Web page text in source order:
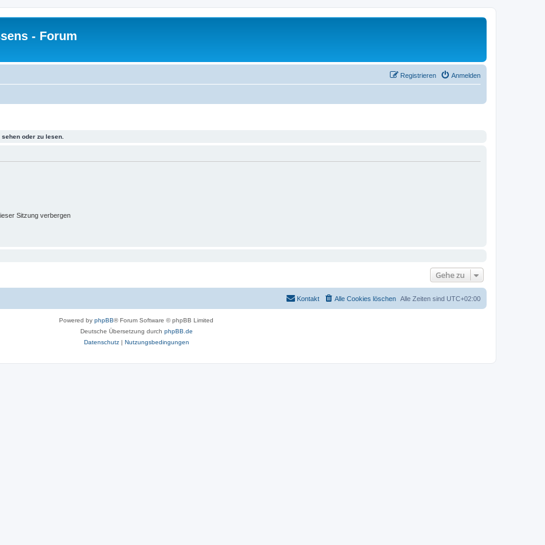
- Forum
Anmelden
Registrieren
oder zu lesen.
Sitzung verbergen
Gehe zu
Alle Zeiten sind UTC+02:00
Alle Cookies löschen
Kontakt
Powered by phpBB® Forum Software © phpBB Limited
Deutsche Übersetzung durch phpBB.de
Datenschutz| Nutzungsbedingungen